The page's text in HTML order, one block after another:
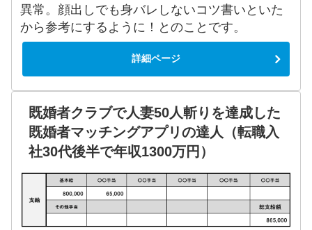
異常。顔出しでも身バレしないコツ書いといた
から参考にするように！とのことです。
詳細ページ
既婚者クラブで人妻50人斬りを達成した
既婚者マッチングアプリの達人（転職入
社30代後半で年収1300万円）